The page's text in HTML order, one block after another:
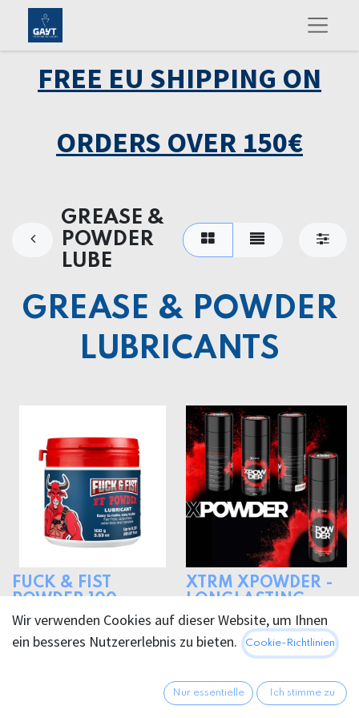
FREE EU SHIPPING ON
ORDERS OVER 150€
GREASE &
POWDER
LUBE
GREASE & POWDER
LUBRICANTS
FUCK & FIST
POWDER 100g
22,95€
XTRM XPOWDER -
LONGLASTING
32,95€
Wir verwenden Cookies auf dieser Website, um Ihnen
ein besseres Nutzererlebnis zu bieten.
Cookie-Richtlinien
Nur essentielle Ich stimme zu